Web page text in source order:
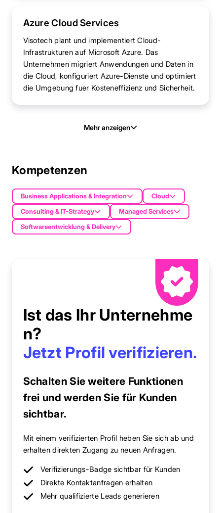
Azure Cloud Services
Visotech plant und implementiert Cloud-
Infrastrukturen auf Microsoft Azure. Das
Unternehmen migriert Anwendungen und Daten in
die Cloud, konfiguriert Azure-Dienste und optimiert
die Umgebung fuer Kosteneffizienz und Sicherheit.
Mehr anzeigen
Kompetenzen
Business Applications & Integration
Cloud
Consulting & IT-Strategy
Managed Services
Softwareentwicklung & Delivery
Ist das Ihr Unternehme
n?
Jetzt Profil verifizieren.
Schalten Sie weitere Funktionen
frei und werden Sie für Kunden
sichtbar.
Mit einem verifizierten Profil heben Sie sich ab und
erhalten direkten Zugang zu neuen Anfragen.
Verifizierungs-Badge sichtbar für Kunden
Direkte Kontaktanfragen erhalten
Mehr qualifizierte Leads generieren